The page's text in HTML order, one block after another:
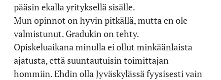
pääsin ekalla yrityksellä sisälle.
Mun opinnot on hyvin pitkällä, mutta en ole
valmistunut. Gradukin on tehty.
Opiskeluaikana minulla ei ollut minkäänlaista
ajatusta, että suuntautuisin toimittajan
hommiin. Ehdin olla Jyväskylässä fyysisesti vain